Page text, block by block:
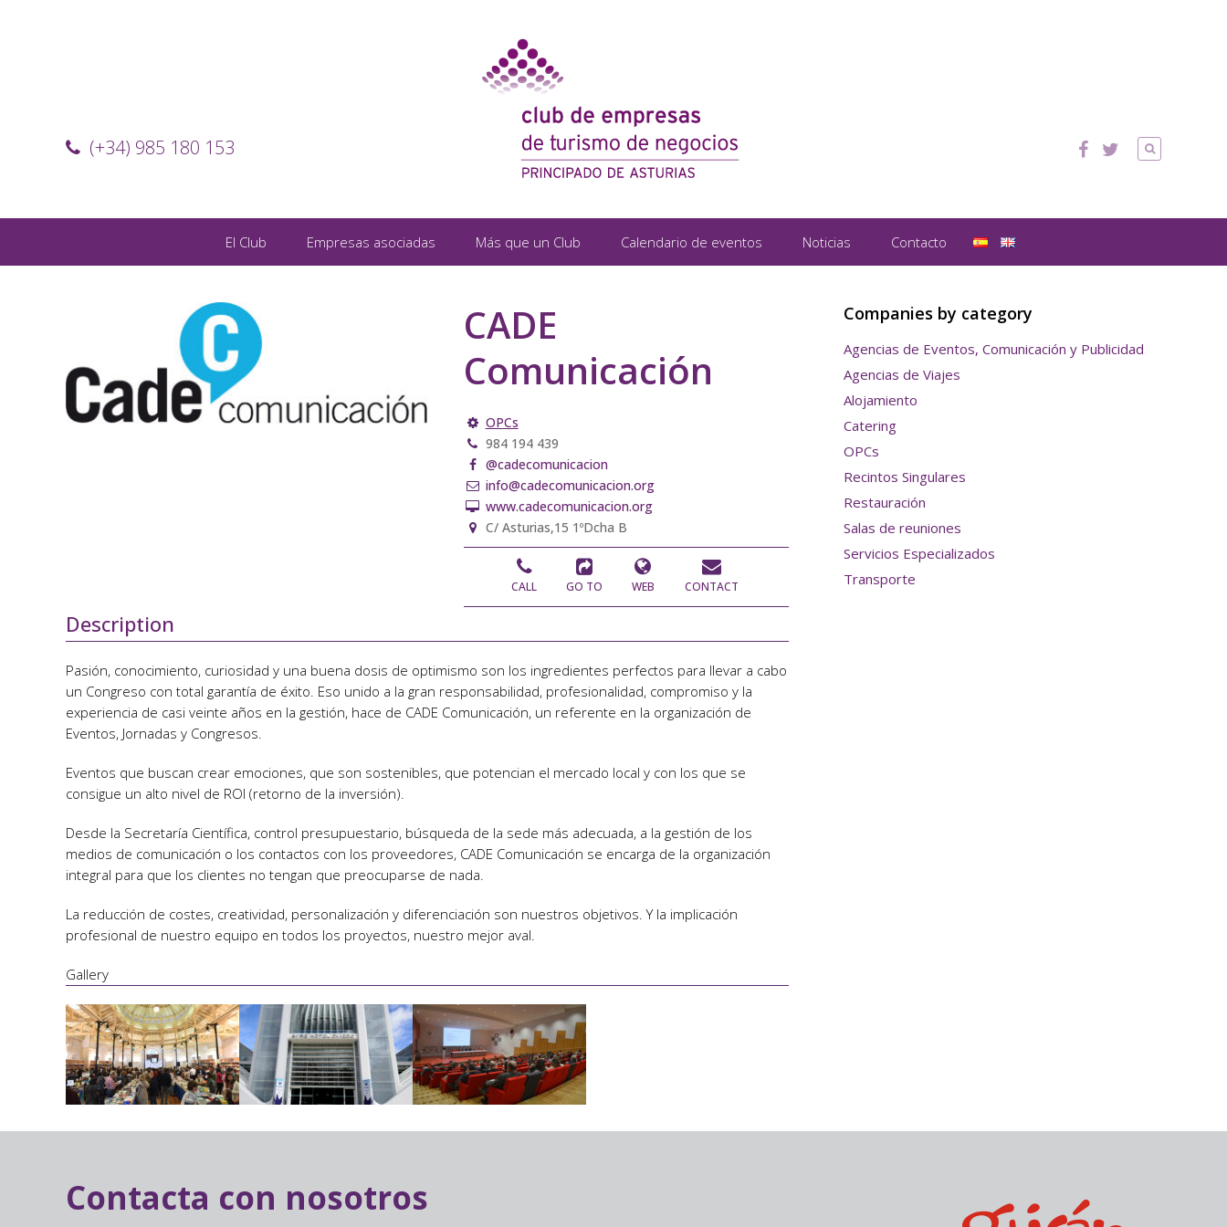
(+34) 985 180 153
El Club Empresas asociadas Más que un Club Calendario de eventos Noticias Contacto
CADE
Comunicación
OPCs
984 194 439
@cadecomunicacion
info@cadecomunicacion.org
www.cadecomunicacion.org
C/ Asturias,15 1ºDcha B
CALL GO TO WEB CONTACT
Description
Pasión, conocimiento, curiosidad y una buena dosis de optimismo son los ingredientes perfectos para llevar a cabo
un Congreso con total garantía de éxito. Eso unido a la gran responsabilidad, profesionalidad, compromiso y la
experiencia de casi veinte años en la gestión, hace de CADE Comunicación, un referente en la organización de
Eventos, Jornadas y Congresos.
Eventos que buscan crear emociones, que son sostenibles, que potencian el mercado local y con los que se
consigue un alto nivel de ROI (retorno de la inversión).
Desde la Secretaría Científica, control presupuestario, búsqueda de la sede más adecuada, a la gestión de los
medios de comunicación o los contactos con los proveedores, CADE Comunicación se encarga de la organización
integral para que los clientes no tengan que preocuparse de nada.
La reducción de costes, creatividad, personalización y diferenciación son nuestros objetivos. Y la implicación
profesional de nuestro equipo en todos los proyectos, nuestro mejor aval.
Gallery
Companies by category
Agencias de Eventos, Comunicación y Publicidad
Agencias de Viajes
Alojamiento
Catering
OPCs
Recintos Singulares
Restauración
Salas de reuniones
Servicios Especializados
Transporte
Contacta con nosotros